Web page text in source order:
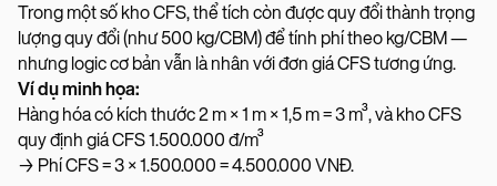
Trong một số kho CFS, thể tích còn được quy đổi thành trọng
lượng quy đổi (như 500 kg/CBM) để tính phí theo kg/CBM —
nhưng logic cơ bản vẫn là nhân với đơn giá CFS tương ứng.
Ví dụ minh họa:
Hàng hóa có kích thước 2 m × 1 m × 1,5 m = 3 m³, và kho CFS
quy định giá CFS 1.500.000 đ/m³
→ Phí CFS = 3 × 1.500.000 = 4.500.000 VNĐ.